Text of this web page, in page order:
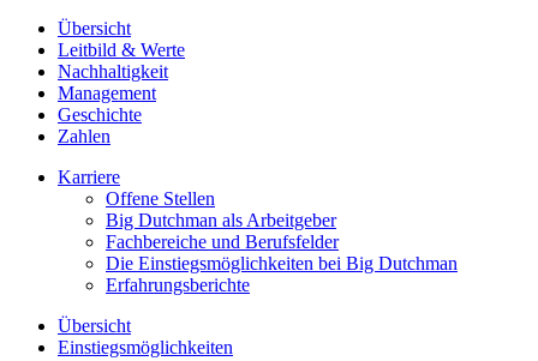
Übersicht
Leitbild & Werte
Nachhaltigkeit
Management
Geschichte
Zahlen
Karriere
Offene Stellen
Big Dutchman als Arbeitgeber
Fachbereiche und Berufsfelder
Die Einstiegsmöglichkeiten bei Big Dutchman
Erfahrungsberichte
Übersicht
Einstiegsmöglichkeiten